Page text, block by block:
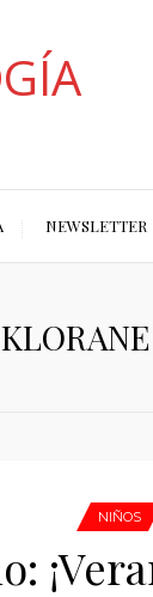
NEWSLETTER
NIÑOS